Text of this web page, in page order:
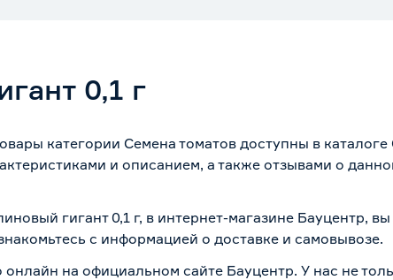
0,1 г
категории Семена томатов доступны в
и описанием, а также отзывами о
гигант 0,1 г, в интернет-магазине Бауцентр,
с информацией о доставке и самовывозе.
на официальном сайте Бауцентр. У нас не